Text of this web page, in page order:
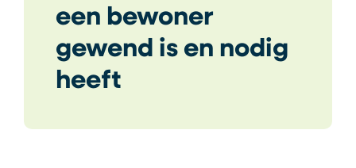
een bewoner
gewend is en nodig
heeft